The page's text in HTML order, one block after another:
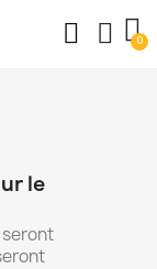
le